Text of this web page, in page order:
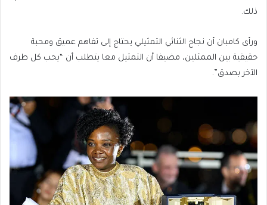
ذلك.
ورأى كامبان أن نجاح الثنائي التمثيلي يحتاج إلى تفاهم عميق ومحبة
حقيقية بين الممثلين، مضيفا أن التمثيل معا يتطلب أن “يحب كل طرف
الآخر بصدق”.